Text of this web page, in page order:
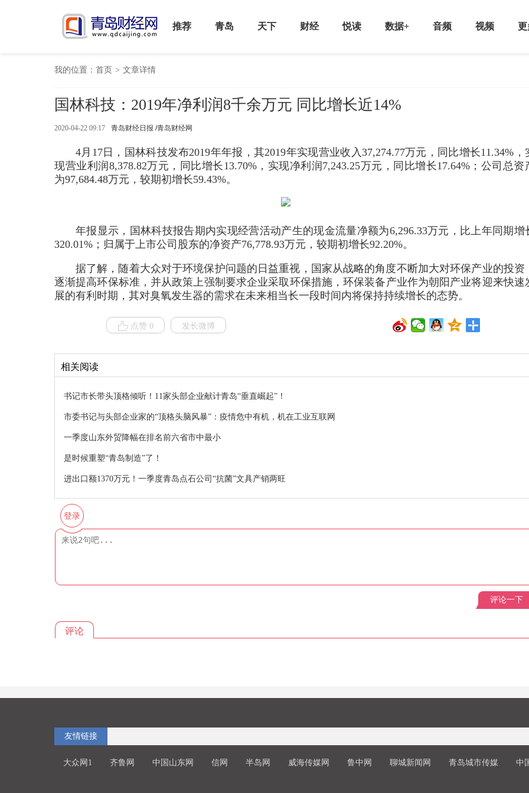
推荐 青岛 天下 财经 悦读 数据+ 音频 视频 更
我的位置： 首页 > 文章详情
国林科技：2019年净利润8千余万元 同比增长近14%
2020-04-22 09:17 青岛财经日报 /青岛财经网
4月17日，国林科技发布2019年年报，其2019年实现营业收入37,274.77万元，同比增长11.34%，
现营业利润8,378.82万元，同比增长13.70%，实现净利润7,243.25万元，同比增长17.64%；公司总资
为97,684.48万元，较期初增长59.43%。
年报显示，国林科技报告期内实现经营活动产生的现金流量净额为6,296.33万元，比上年同期增
320.01%；归属于上市公司股东的净资产76,778.93万元，较期初增长92.20%。
据了解，随着大众对于环境保护问题的日益重视，国家从战略的角度不断加大对环保产业的投资
逐渐提高环保标准，并从政策上强制要求企业采取环保措施，环保装备产业作为朝阳产业将迎来快速
展的有利时期，其对臭氧发生器的需求在未来相当长一段时间内将保持持续增长的态势。
点赞 0 发长微博
相关阅读
书记市长带头顶格倾听！11家头部企业献计青岛“垂直崛起”！
市委书记与头部企业家的“顶格头脑风暴”：疫情危中有机，机在工业互联网
一季度山东外贸降幅在排名前六省市中最小
是时候重塑“青岛制造”了！
进出口额1370万元！一季度青岛点石公司“抗菌”文具产销两旺
登录
评论一下
评论
友情链接
大众网1 齐鲁网 中国山东网 信网 半岛网 威海传媒网 鲁中网 聊城新闻网 青岛城市传媒 中